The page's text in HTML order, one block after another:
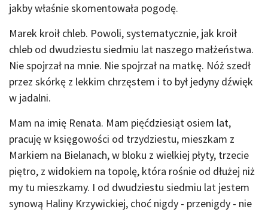
jakby właśnie skomentowała pogodę.
Marek kroił chleb. Powoli, systematycznie, jak kroił
chleb od dwudziestu siedmiu lat naszego małżeństwa.
Nie spojrzał na mnie. Nie spojrzał na matkę. Nóż szedł
przez skórkę z lekkim chrzęstem i to był jedyny dźwięk
w jadalni.
Mam na imię Renata. Mam pięćdziesiąt osiem lat,
pracuję w księgowości od trzydziestu, mieszkam z
Markiem na Bielanach, w bloku z wielkiej płyty, trzecie
piętro, z widokiem na topolę, która rośnie od dłużej niż
my tu mieszkamy. I od dwudziestu siedmiu lat jestem
synową Haliny Krzywickiej, choć nigdy - przenigdy - nie